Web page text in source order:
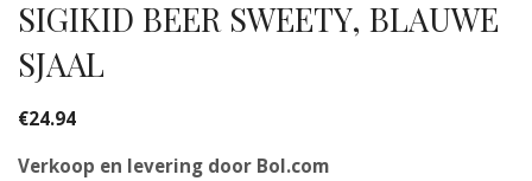
SIGIKID BEER SWEETY, BLAUWE
SJAAL
€24.94
Verkoop en levering door Bol.com